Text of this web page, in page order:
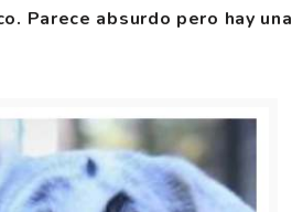
Parece absurdo pero hay una